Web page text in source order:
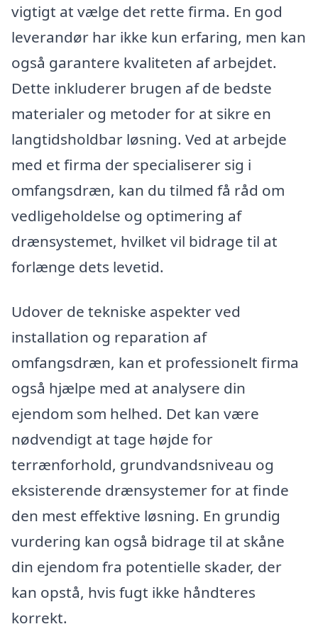
vigtigt at vælge det rette firma. En god
leverandør har ikke kun erfaring, men kan
også garantere kvaliteten af arbejdet.
Dette inkluderer brugen af de bedste
materialer og metoder for at sikre en
langtidsholdbar løsning. Ved at arbejde
med et firma der specialiserer sig i
omfangsdræn, kan du tilmed få råd om
vedligeholdelse og optimering af
drænsystemet, hvilket vil bidrage til at
forlænge dets levetid.
Udover de tekniske aspekter ved
installation og reparation af
omfangsdræn, kan et professionelt firma
også hjælpe med at analysere din
ejendom som helhed. Det kan være
nødvendigt at tage højde for
terrænforhold, grundvandsniveau og
eksisterende drænsystemer for at finde
den mest effektive løsning. En grundig
vurdering kan også bidrage til at skåne
din ejendom fra potentielle skader, der
kan opstå, hvis fugt ikke håndteres
korrekt.